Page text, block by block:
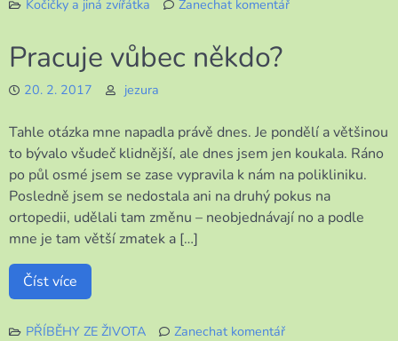
Kočičky a jiná zvířátka
Zanechat komentář
Pracuje vůbec někdo?
20. 2. 2017 jezura
Tahle otázka mne napadla právě dnes. Je pondělí a většinou
to bývalo všudeč klidnější, ale dnes jsem jen koukala. Ráno
po půl osmé jsem se zase vypravila k nám na polikliniku.
Posledně jsem se nedostala ani na druhý pokus na
ortopedii, udělali tam změnu – neobjednávají no a podle
mne je tam větší zmatek a […]
Číst více
PŘÍBĚHY ZE ŽIVOTA
Zanechat komentář